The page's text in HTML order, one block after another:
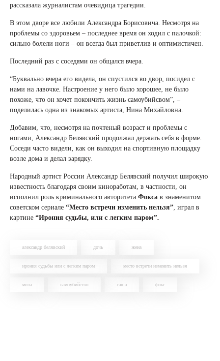
рассказала журналистам очевидица трагедии.
В этом дворе все любили Александра Борисовича. Несмотря на
проблемы со здоровьем – последнее время он ходил с палочкой:
сильно болели ноги – он всегда был приветлив и оптимистичен.
Последний раз с соседями он общался вчера.
“Буквально вчера его видела, он спустился во двор, посидел с
нами на лавочке. Настроение у него было хорошее, не было
похоже, что он хочет покончить жизнь самоубийсвом”, –
поделилась одна из знакомых артиста, Нина Михайловна.
Добавим, что, несмотря на почтеный возраст и проблемы с
ногами, Александр Белявский продолжал держать себя в форме.
Соседи часто видели, как он выходил на спортивную площадку
возле дома и делал зарядку.
Народный артист России Александр Белявский получил широкую
известность благодаря своим киноработам, в частности, он
исполнил роль криминального авторитета Фокса в знаменитом
советском сериале “Место встречи изменить нельзя”, играл в
картине “Ирония судьбы, или с легким паром”.
александр белявский дочь жена
ирония судьбы или с легким паром место встречи изменить нельзя
мила самоубийство саша фокс